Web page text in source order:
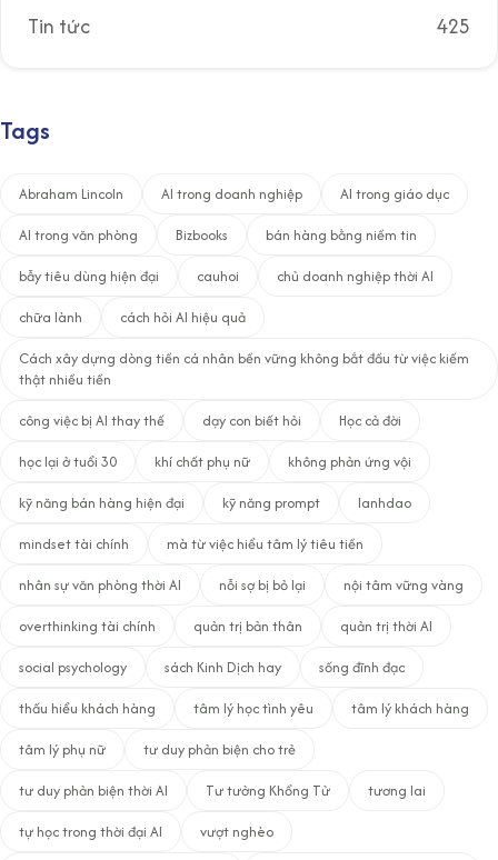
Tin tức
425
Tags
Abraham Lincoln AI trong doanh nghiệp
AI trong giáo dục
AI trong văn phòng
Bizbooks
bán hàng bằng niềm tin
bẫy tiêu dùng hiện đại
cauhoi
chủ doanh nghiệp thời AI
chữa lành
cách hỏi AI hiệu quả
Cách xây dựng dòng tiền cá nhân bền vững không bắt đầu từ việc kiếm
thật nhiều tiền
công việc bị AI thay thế
dạy con biết hỏi
Học cả đời
học lại ở tuổi 30
khí chất phụ nữ
không phản ứng vội
kỹ năng bán hàng hiện đại
kỹ năng prompt
lanhdao
mindset tài chính
mà từ việc hiểu tâm lý tiêu tiền
nhân sự văn phòng thời AI
nỗi sợ bị bỏ lại
nội tâm vững vàng
overthinking tài chính
quản trị bản thân
quản trị thời AI
social psychology
sách Kinh Dịch hay
sống đĩnh đạc
thấu hiểu khách hàng
tâm lý học tình yêu
tâm lý khách hàng
tâm lý phụ nữ
tư duy phản biện cho trẻ
tư duy phản biện thời AI
Tư tưởng Khổng Tử
tương lai
tự học trong thời đại AI
vượt nghèo